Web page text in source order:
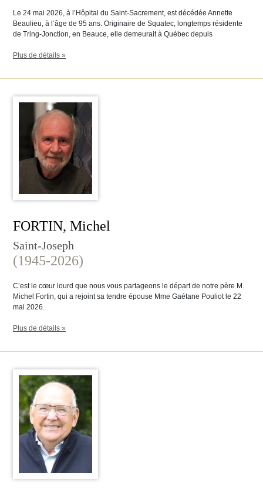
Le 24 mai 2026, à l’Hôpital du Saint-Sacrement, est décédée Annette
Beaulieu, à l’âge de 95 ans. Originaire de Squatec, longtemps résidente
de Tring-Jonction, en Beauce, elle demeurait à Québec depuis
Plus de détails »
FORTIN, Michel
Saint-Joseph
(1945-2026)
C’est le cœur lourd que nous vous partageons le départ de notre père M.
Michel Fortin, qui a rejoint sa tendre épouse Mme Gaétane Pouliot le 22
mai 2026.
Plus de détails »